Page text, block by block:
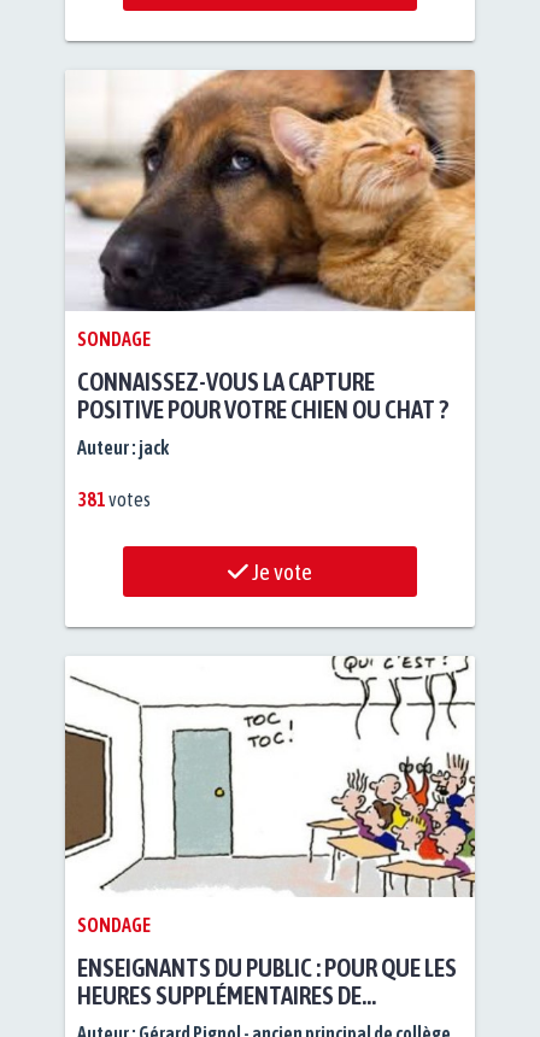
SONDAGE
CONNAISSEZ-VOUS LA CAPTURE
POSITIVE POUR VOTRE CHIEN OU CHAT ?
Auteur : jack
381 votes
Je vote
SONDAGE
ENSEIGNANTS DU PUBLIC : POUR QUE LES
HEURES SUPPLÉMENTAIRES DE
REMPLACEMENTS -COURS- SOIENT MIEUX